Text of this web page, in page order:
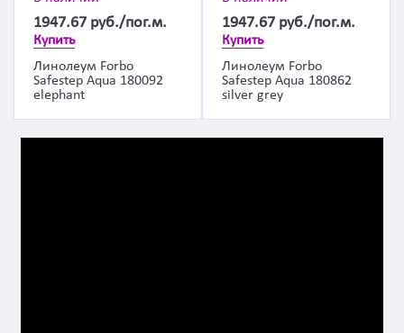
1947.67 руб./пог.м.
Купить
Линолеум Forbo
Safestep Aqua 180092
elephant
1947.67 руб./пог.м.
Купить
Линолеум Forbo
Safestep Aqua 180862
silver grey